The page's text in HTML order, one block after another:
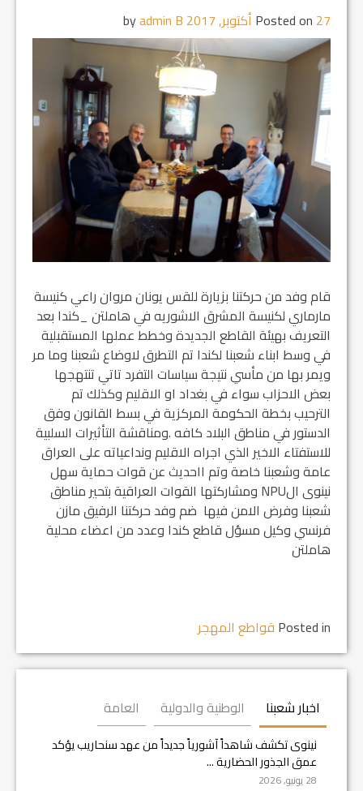
Posted on 27 أكتوبر, 2017 admin B
قام وفد من حركتنا بزيارة للقس يونان مروان راعي كنيسة
مارماري لكنيسة المشرق الاشوريه في هاملتن _كندا بعد
التعريف بهيئة القاطع الجديدة وخطط عملها المستقبلية
في وسط ابناء شعبنا لكندا تم التطرق لاوضاع شعبنا وما مر
ويمر بها من مأسي نتيجة سياسات التفرد تاتي تنتهجها
بعض الاحزاب سواء في بغداد او الاقليم وكذلك تم
الترحيب بخطة الحكومة المركزية في بسط القانون وفق
الدستور في مناطق البلاد كافه .ومناقشة التأثيرات السلبية
للاستفتاء الاخير الذي اجراه الاقليم ونداعياته على العراق
عامة وشعبنا خاصة وتم ااحديث عن قوات حماية سهل
نينوى الNPU ومشاركتها القوات العراقية بتحير مناطق
شعبنا وفرض الامن فيها ضم وفد حركتنا الرفيق مازن
فرنسي وكيل مسؤل قاطع كندا وعدد من اعضاء محلية
هاملتن
Posted in قواطع المهجر
اخبار شعبنا الوطنية والدولية العامة
نينوى تكشف شاهداً آشورياً جديداً من عهد سنحاريب يؤكد
عمق الجذور الحضارية ...
28 يونيو, 2026